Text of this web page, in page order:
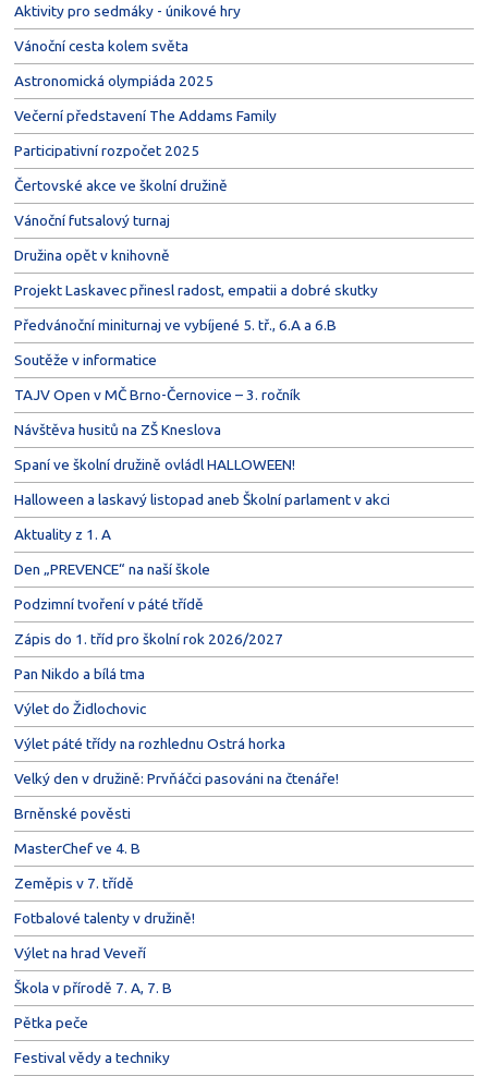
Aktivity pro sedmáky - únikové hry
Vánoční cesta kolem světa
Astronomická olympiáda 2025
Večerní představení The Addams Family
Participativní rozpočet 2025
Čertovské akce ve školní družině
Vánoční futsalový turnaj
Družina opět v knihovně
Projekt Laskavec přinesl radost, empatii a dobré skutky
Předvánoční miniturnaj ve vybíjené 5. tř., 6.A a 6.B
Soutěže v informatice
TAJV Open v MČ Brno-Černovice – 3. ročník
Návštěva husitů na ZŠ Kneslova
Spaní ve školní družině ovládl HALLOWEEN!
Halloween a laskavý listopad aneb Školní parlament v akci
Aktuality z 1. A
Den „PREVENCE“ na naší škole
Podzimní tvoření v páté třídě
Zápis do 1. tříd pro školní rok 2026/2027
Pan Nikdo a bílá tma
Výlet do Židlochovic
Výlet páté třídy na rozhlednu Ostrá horka
Velký den v družině: Prvňáčci pasováni na čtenáře!
Brněnské pověsti
MasterChef ve 4. B
Zeměpis v 7. třídě
Fotbalové talenty v družině!
Výlet na hrad Veveří
Škola v přírodě 7. A, 7. B
Pětka peče
Festival vědy a techniky